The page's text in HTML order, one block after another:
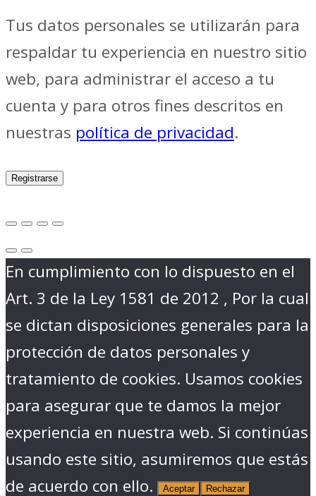
Tus datos personales se utilizarán para
respaldar tu experiencia en nuestro sitio
web, para administrar el acceso a tu
cuenta y para otros fines descritos en
nuestras política de privacidad.
Registrarse
En cumplimiento con lo dispuesto en el
Art. 3 de la Ley 1581 de 2012 , Por la cual
se dictan disposiciones generales para la
protección de datos personales y
tratamiento de cookies. Usamos cookies
para asegurar que te damos la mejor
experiencia en nuestra web. Si continúas
usando este sitio, asumiremos que estás
de acuerdo con ello.
Aceptar Rechazar